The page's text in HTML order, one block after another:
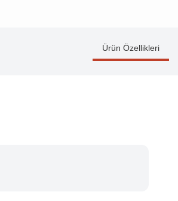
Ürün Özellikleri